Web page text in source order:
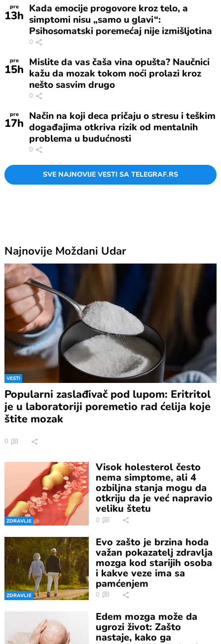
pre
13h Kada emocije progovore kroz telo, a
simptomi nisu „samo u glavi“:
Psihosomatski poremećaj nije izmišljotina
0
pre
15h Mislite da vas čaša vina opušta? Naučnici
kažu da mozak tokom noći prolazi kroz
nešto sasvim drugo
0
pre
17h Način na koji deca pričaju o stresu i teškim
događajima otkriva rizik od mentalnih
problema u budućnosti
0
SVE NAJNOVIJE VESTI SA TELEGRAF.RS
Najnovije Moždani Udar
VESTI
Popularni zaslađivač pod lupom: Eritritol
je u laboratoriji poremetio rad ćelija koje
štite mozak
0
ZDRAVLJE
Visok holesterol često
nema simptome, ali 4
ozbiljna stanja mogu da
otkriju da je već napravio
veliku štetu
0
ZDRAVLJE
Evo zašto je brzina hoda
važan pokazatelj zdravlja
mozga kod starijih osoba
i kakve veze ima sa
pamćenjem
0
Edem mozga može da
ugrozi život: Zašto
nastaje, kako ga